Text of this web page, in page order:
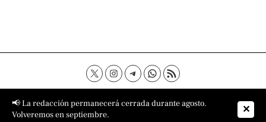
Contacto Aviso Legal
Política de privacidad
Política de cookies
Sobre nosotros
📢 La redacción permanecerá cerrada durante agosto.
Volveremos en septiembre.
✕